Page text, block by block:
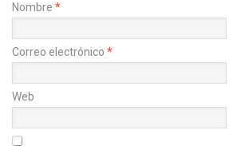
Nombre *
Correo electrónico *
Web